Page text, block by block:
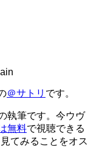
＠サトリ です。
執筆です。今ウヴ
無料で視聴できる
てみることをオス